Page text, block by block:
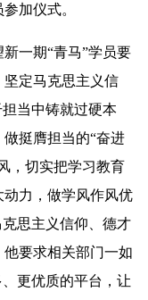
加仪式。
一期“青马”学员要
定马克思主义信
当中铸就过硬本
挺膺担当的“奋进
，切实把学习教育
力，做学风作风优
思主义信仰、德才
要求相关部门一如
更优质的平台，让